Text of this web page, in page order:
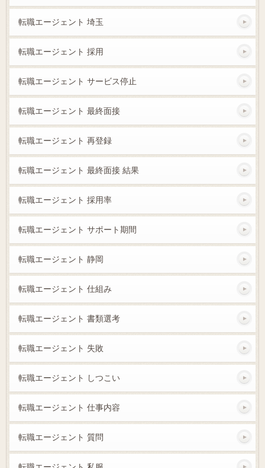
転職エージェント 埼玉
転職エージェント 採用
転職エージェント サービス停止
転職エージェント 最終面接
転職エージェント 再登録
転職エージェント 最終面接 結果
転職エージェント 採用率
転職エージェント サポート期間
転職エージェント 静岡
転職エージェント 仕組み
転職エージェント 書類選考
転職エージェント 失敗
転職エージェント しつこい
転職エージェント 仕事内容
転職エージェント 質問